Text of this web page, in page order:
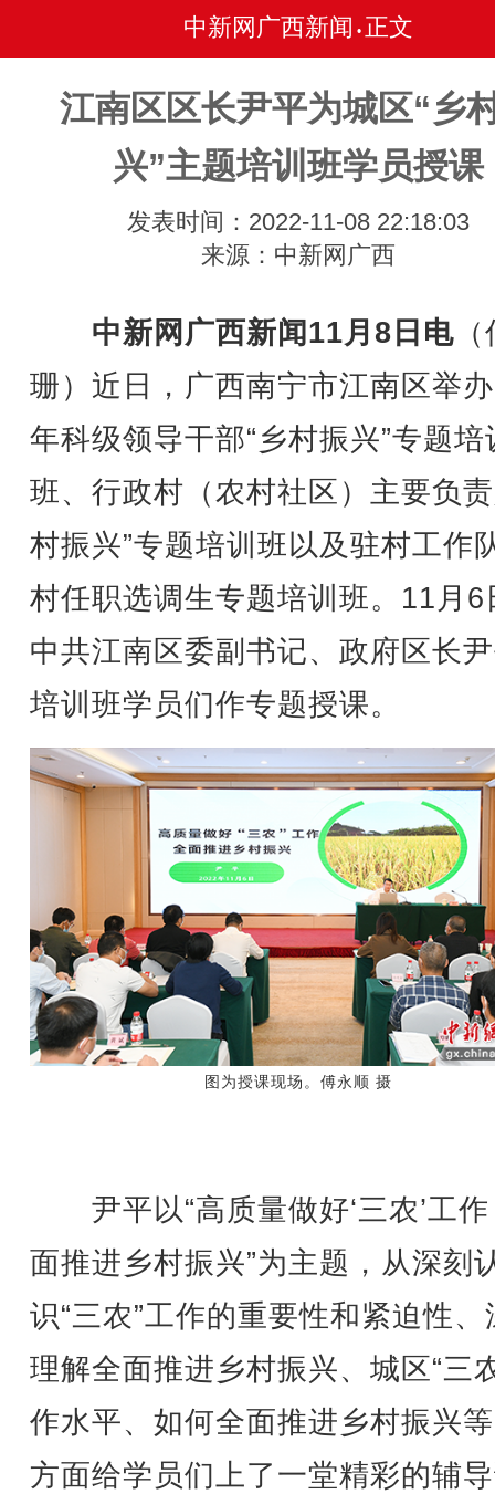
中新网广西新闻 • 正文
江南区区长尹平为城区“乡
兴”主题培训班学员授课
发表时间：2022-11-08 22:18:03
来源：中新网广西
中新网广西新闻11月8日电
珊）近日，广西南宁市江南区举
年科级领导干部“乡村振兴”专题培
班、行政村（农村社区）主要负
村振兴”专题培训班以及驻村工作
村任职选调生专题培训班。11月6
中共江南区委副书记、政府区长
培训班学员们作专题授课。
图为授课现场。 傅永顺 摄
尹平以“高质量做好‘三农’工
面推进乡村振兴”为主题，从深刻
识“三农”工作的重要性和紧迫性、
理解全面推进乡村振兴、城区“三
作水平、如何全面推进乡村振兴
方面给学员们上了一堂精彩的辅